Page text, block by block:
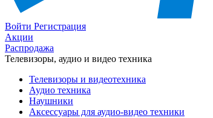
Войти Регистрация
Акции
Распродажа
Телевизоры, аудио и видео техника
Телевизоры и видеотехника
Аудио техника
Наушники
Аксессуары для аудио-видео техники